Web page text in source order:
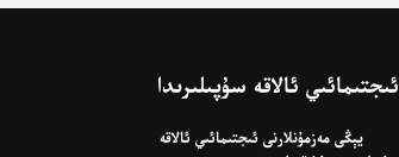
ئىجتىمائىي ئالاقە سۇپىلىرىدا
يېڭى مەزمۇنلارنى ئىجتىمائىي ئالاقە